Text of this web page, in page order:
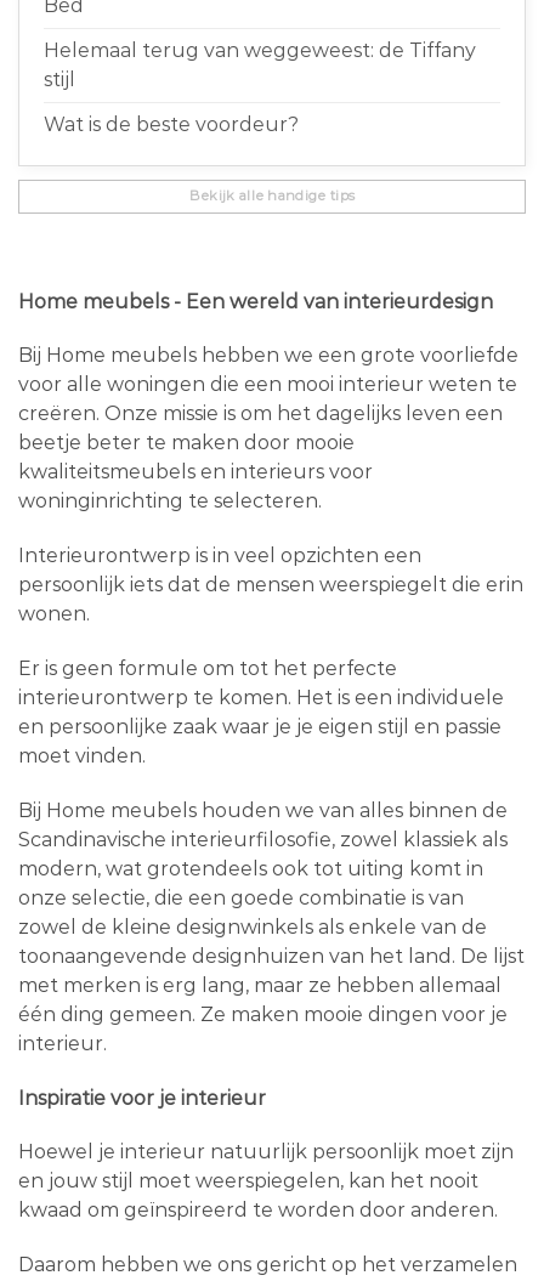
Bed
Helemaal terug van weggeweest: de Tiffany
stijl
Wat is de beste voordeur?
Bekijk alle handige tips
Home meubels - Een wereld van interieurdesign
Bij Home meubels hebben we een grote voorliefde
voor alle woningen die een mooi interieur weten te
creëren. Onze missie is om het dagelijks leven een
beetje beter te maken door mooie
kwaliteitsmeubels en interieurs voor
woninginrichting te selecteren.
Interieurontwerp is in veel opzichten een
persoonlijk iets dat de mensen weerspiegelt die erin
wonen.
Er is geen formule om tot het perfecte
interieurontwerp te komen. Het is een individuele
en persoonlijke zaak waar je je eigen stijl en passie
moet vinden.
Bij Home meubels houden we van alles binnen de
Scandinavische interieurfilosofie, zowel klassiek als
modern, wat grotendeels ook tot uiting komt in
onze selectie, die een goede combinatie is van
zowel de kleine designwinkels als enkele van de
toonaangevende designhuizen van het land. De lijst
met merken is erg lang, maar ze hebben allemaal
één ding gemeen. Ze maken mooie dingen voor je
interieur.
Inspiratie voor je interieur
Hoewel je interieur natuurlijk persoonlijk moet zijn
en jouw stijl moet weerspiegelen, kan het nooit
kwaad om geïnspireerd te worden door anderen.
Daarom hebben we ons gericht op het verzamelen